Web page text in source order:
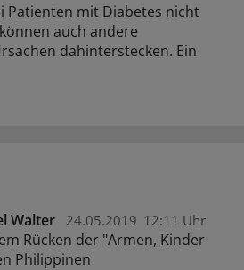
Patienten mit Diabetes nicht
auch andere
dahinterstecken. Ein
Walter 24.05.2019 12:11 Uhr
Rücken der "Armen, Kinder
Philippinen